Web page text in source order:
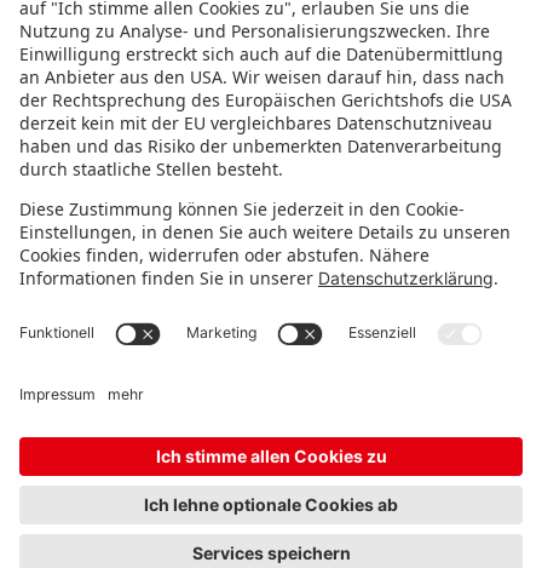
FOLGE UNS!
IMMER INFORMIERT BLEIBEN
Messeveranstalter FAQ
Karriere Kontakt